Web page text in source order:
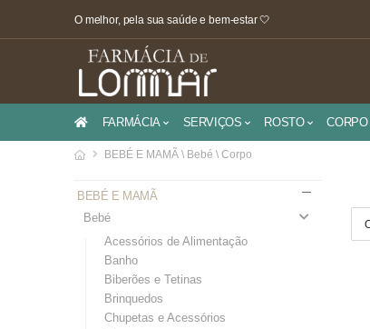
O melhor, pela sua saúde e bem-estar 🤍
FARMÁCIA SERVIÇOS ROSTO CORPO
BEBÉ E MAMÃ \ Bebé \ Corpo
BEBÉ E MAMÃ
Bebé
Acessórios de Alimentação
Banho
Biberões e Tetinas
Brinquedos
Chupetas e Acessórios